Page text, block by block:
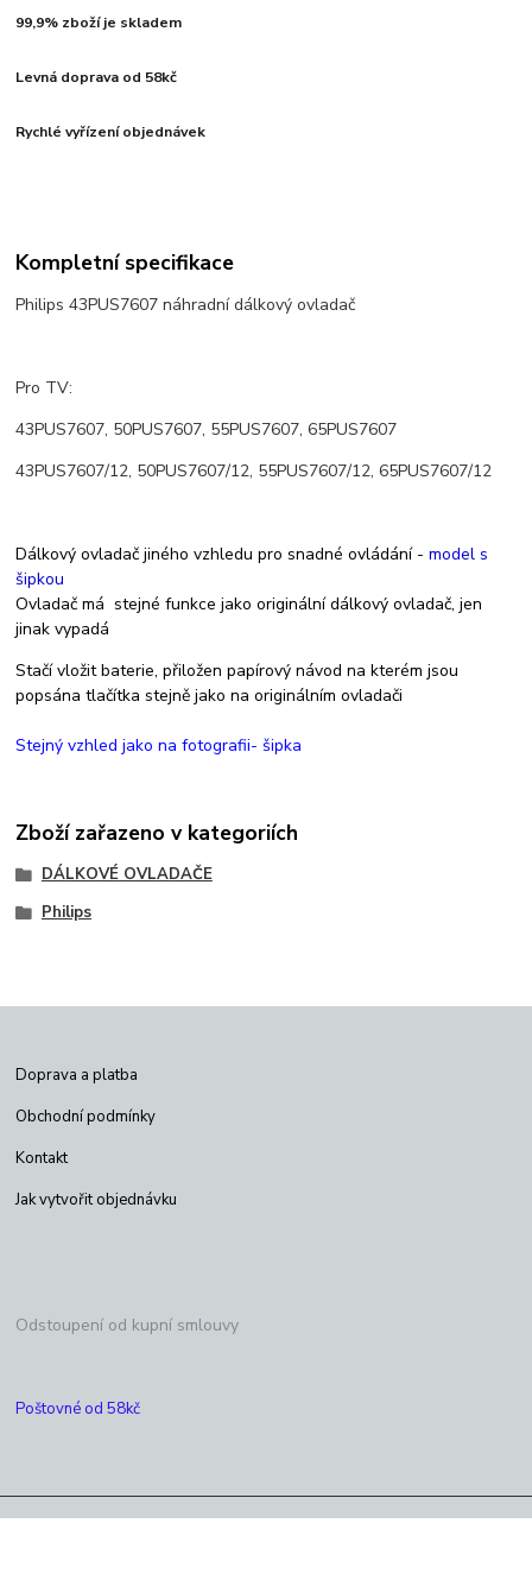
99,9% zboží je skladem
Levná doprava od 58kč
Rychlé vyřízení objednávek
Kompletní specifikace
Philips 43PUS7607 náhradní dálkový ovladač
Pro TV:
43PUS7607, 50PUS7607, 55PUS7607, 65PUS7607
43PUS7607/12, 50PUS7607/12, 55PUS7607/12, 65PUS7607/12
Dálkový ovladač jiného vzhledu pro snadné ovládání - model s
šipkou
Ovladač má stejné funkce jako originální dálkový ovladač, jen
jinak vypadá
Stačí vložit baterie, přiložen papírový návod na kterém jsou
popsána tlačítka stejně jako na originálním ovladači
Stejný vzhled jako na fotografii- šipka
Zboží zařazeno v kategoriích
DÁLKOVÉ OVLADAČE
Philips
Doprava a platba
Obchodní podmínky
Kontakt
Jak vytvořit objednávku
Odstoupení od kupní smlouvy
Poštovné od 58kč